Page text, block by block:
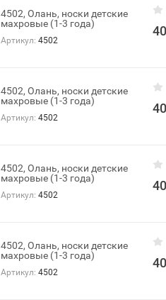
4502, Олань, носки детские
махровые (1-3 года)
Артикул: 4502
4502, Олань, носки детские
махровые (1-3 года)
Артикул: 4502
4502, Олань, носки детские
махровые (1-3 года)
Артикул: 4502
4502, Олань, носки детские
махровые (1-3 года)
Артикул: 4502